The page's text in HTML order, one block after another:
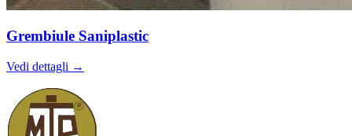
Grembiule Saniplastic
Vedi dettagli →